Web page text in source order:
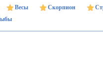
Весы Скорпион